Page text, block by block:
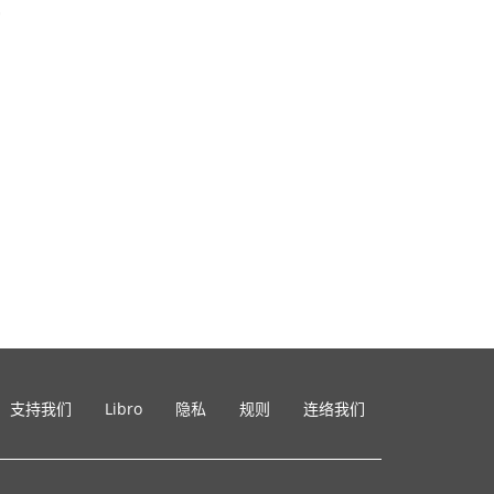
支持我们 Libro 隐私 规则 连络我们